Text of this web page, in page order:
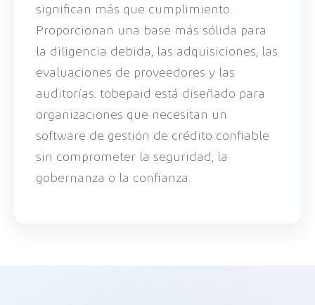
significan más que cumplimiento.
Proporcionan una base más sólida para
la diligencia debida, las adquisiciones, las
evaluaciones de proveedores y las
auditorías. tobepaid está diseñado para
organizaciones que necesitan un
software de gestión de crédito confiable
sin comprometer la seguridad, la
gobernanza o la confianza.